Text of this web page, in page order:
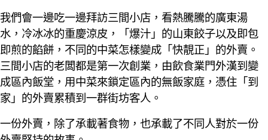
我們會一邊吃一邊拜訪三間小店，看熱騰騰的廣東湯
水，冷冰冰的重慶涼皮，「爆汁」的山東餃子以及即包
即煎的餡餅，不同的中菜怎樣變成「快靚正」的外賣。
三間小店的老闆都是第一次創業，由飲食業門外漢到變
成區內飯堂，用中菜來鎖定區內的無飯家庭，憑住「到
家」的外賣累積到一群街坊客人。
一份外賣，除了承載著食物，也承載了不同人對於一份